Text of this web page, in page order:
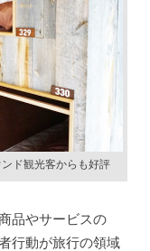
ド観光客からも好評
品やサービスの
行動が旅行の領域